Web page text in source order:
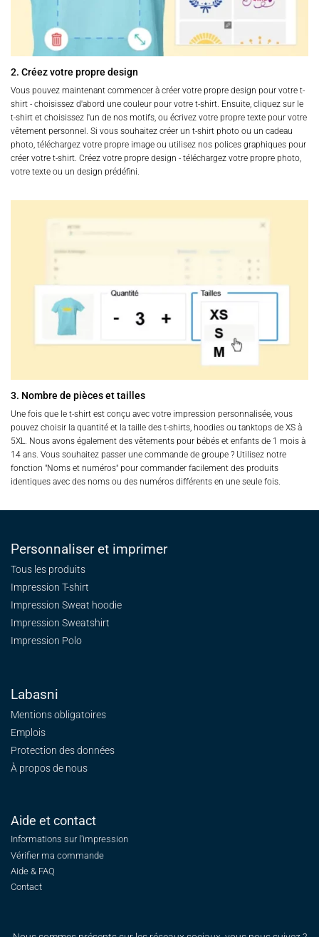
2. Créez votre propre design
Vous pouvez maintenant commencer à créer votre propre design pour votre t-
shirt - choisissez d'abord une couleur pour votre t-shirt. Ensuite, cliquez sur le
t-shirt et choisissez l'un de nos motifs, ou écrivez votre propre texte pour votre
vêtement personnel. Si vous souhaitez créer un t-shirt photo ou un cadeau
photo, téléchargez votre propre image ou utilisez nos polices graphiques pour
créer votre t-shirt. Créez votre propre design - téléchargez votre propre photo,
votre texte ou un design prédéfini.
3. Nombre de pièces et tailles
Une fois que le t-shirt est conçu avec votre impression personnalisée, vous
pouvez choisir la quantité et la taille des t-shirts, hoodies ou tanktops de XS à
5XL. Nous avons également des vêtements pour bébés et enfants de 1 mois à
14 ans. Vous souhaitez passer une commande de groupe ? Utilisez notre
fonction "Noms et numéros" pour commander facilement des produits
identiques avec des noms ou des numéros différents en une seule fois.
Personnaliser et imprimer
Tous les produits
Impression T-shirt
Impression Sweat hoodie
Impression Sweatshirt
Impression Polo
Labasni
Mentions obligatoires
Emplois
Protection des données
À propos de nous
Aide et contact
Informations sur l'impression
Vérifier ma commande
Aide & FAQ
Contact